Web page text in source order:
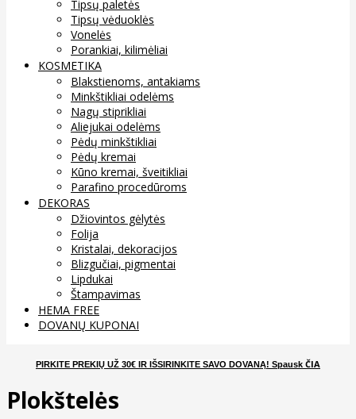
Tipsų paletės
Tipsų vėduoklės
Vonelės
Porankiai, kilimėliai
KOSMETIKA
Blakstienoms, antakiams
Minkštikliai odelėms
Nagų stiprikliai
Aliejukai odelėms
Pėdų minkštikliai
Pėdų kremai
Kūno kremai, šveitikliai
Parafino procedūroms
DEKORAS
Džiovintos gėlytės
Folija
Kristalai, dekoracijos
Blizgučiai, pigmentai
Lipdukai
Štampavimas
HEMA FREE
DOVANŲ KUPONAI
PIRKITE PREKIŲ UŽ 30€ IR IŠSIRINKITE SAVO DOVANĄ! Spausk ČIA
Plokštelės